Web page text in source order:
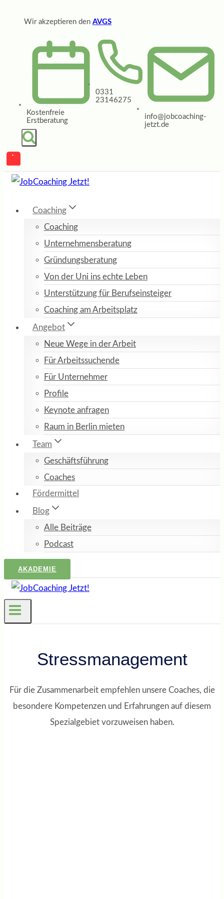
Wir akzeptieren den AVGS
Kostenfreie
Erstberatung
0331
23146275
info@jobcoaching-
jetzt.de
Coaching
Coaching
Unternehmensberatung
Gründungsberatung
Von der Uni ins echte Leben
Unterstützung für Berufseinsteiger
Coaching am Arbeitsplatz
Angebot
Neue Wege in der Arbeit
Für Arbeitssuchende
Für Unternehmer
Profile
Keynote anfragen
Raum in Berlin mieten
Team
Geschäftsführung
Coaches
Fördermittel
Blog
Alle Beiträge
Podcast
AKADEMIE
Stressmanagement
Für die Zusammenarbeit empfehlen unsere Coaches, die
besondere Kompetenzen und Erfahrungen auf diesem
Spezialgebiet vorzuweisen haben.